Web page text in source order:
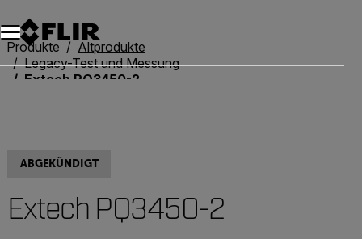
Unread messages
Modell
Entfernen
Elemente
Element
In den Warenkorb
Im Warenkorb
Produkte
Altprodukte
Legacy-Test und Messung
Extech PQ3450-2
ABGEKÜNDIGT
Extech PQ3450-2